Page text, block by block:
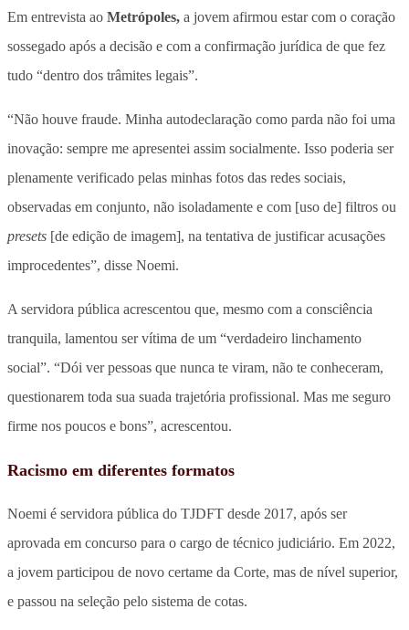
Em entrevista ao Metrópoles, a jovem afirmou estar com o coração
sossegado após a decisão e com a confirmação jurídica de que fez
tudo “dentro dos trâmites legais”.
“Não houve fraude. Minha autodeclaração como parda não foi uma
inovação: sempre me apresentei assim socialmente. Isso poderia ser
plenamente verificado pelas minhas fotos das redes sociais,
observadas em conjunto, não isoladamente e com [uso de] filtros ou
presets [de edição de imagem], na tentativa de justificar acusações
improcedentes”, disse Noemi.
A servidora pública acrescentou que, mesmo com a consciência
tranquila, lamentou ser vítima de um “verdadeiro linchamento
social”. “Dói ver pessoas que nunca te viram, não te conheceram,
questionarem toda sua suada trajetória profissional. Mas me seguro
firme nos poucos e bons”, acrescentou.
Racismo em diferentes formatos
Noemi é servidora pública do TJDFT desde 2017, após ser
aprovada em concurso para o cargo de técnico judiciário. Em 2022,
a jovem participou de novo certame da Corte, mas de nível superior,
e passou na seleção pelo sistema de cotas.